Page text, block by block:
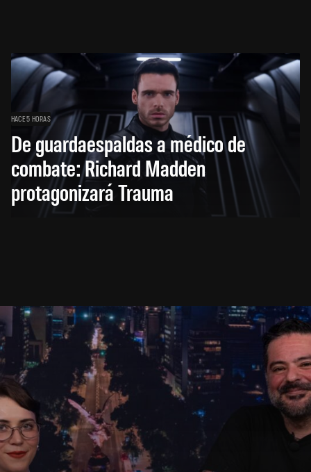
HACE 5 HORAS
De guardaespaldas a médico de
combate: Richard Madden
protagonizará Trauma